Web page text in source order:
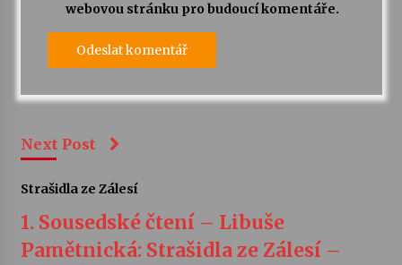
webovou stránku pro budoucí komentáře.
Next Post
Strašidla ze Zálesí
1. Sousedské čtení – Libuše
Pamětnická: Strašidla ze Zálesí –